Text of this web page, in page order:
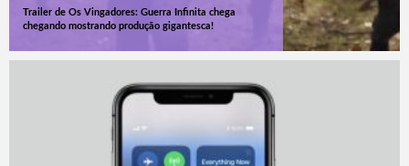
Trailer de Os Vingadores: Guerra Infinita chega
chegando mostrando produção gigantesca!